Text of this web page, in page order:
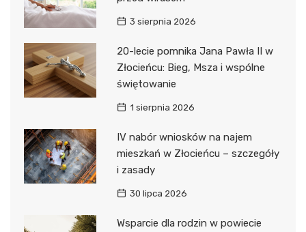
3 sierpnia 2026
20-lecie pomnika Jana Pawła II w
Złocieńcu: Bieg, Msza i wspólne
świętowanie
1 sierpnia 2026
IV nabór wniosków na najem
mieszkań w Złocieńcu – szczegóły
i zasady
30 lipca 2026
Wsparcie dla rodzin w powiecie